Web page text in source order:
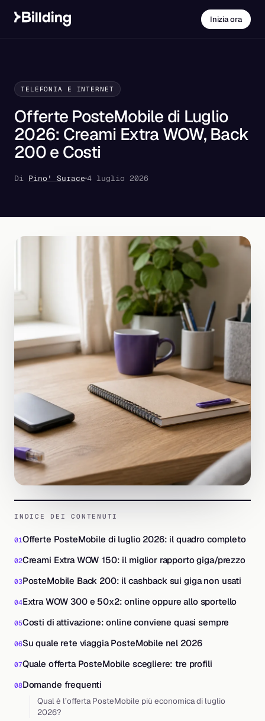
Inizia ora
TELEFONIA E INTERNET
Offerte PosteMobile di Luglio
2026: Creami Extra WOW, Back
200 e Costi
Di Pino' Surace 4 luglio 2026
INDICE DEI CONTENUTI
Offerte PosteMobile di luglio 2026: il quadro completo
Creami Extra WOW 150: il miglior rapporto giga/prezzo
PosteMobile Back 200: il cashback sui giga non usati
Extra WOW 300 e 50x2: online oppure allo sportello
Costi di attivazione: online conviene quasi sempre
Su quale rete viaggia PosteMobile nel 2026
Quale offerta PosteMobile scegliere: tre profili
Domande frequenti
Qual è l’offerta PosteMobile più economica di luglio
2026?